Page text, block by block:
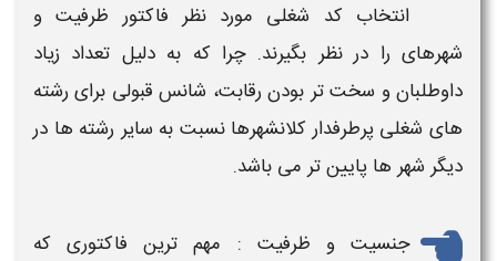
انتخاب کد شغلی مورد نظر فاکتور ظرفیت و
شهرهای را در نظر بگیرند. چرا که به دلیل تعداد زیاد
داوطلبان و سخت تر بودن رقابت، شانس قبولی برای رشته
های شغلی پرطرفدار کلانشهرها نسبت به سایر رشته ها در
دیگر شهر ها پایین تر می باشد.
جنسیت و ظرفیت : مهم ترین فاکتوری که